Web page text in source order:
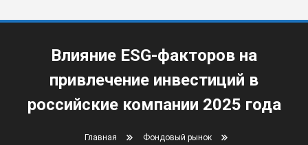
Влияние ESG-факторов на
привлечение инвестиций в
российские компании 2025 года
Главная
Фондовый рынок